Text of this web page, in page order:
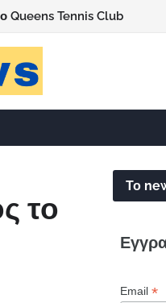
Queens Tennis Club
το
Το
Email *